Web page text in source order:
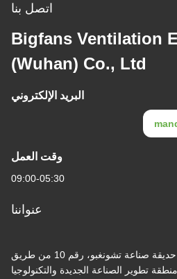
Bigfans
(Wuhan)
الكتلة 10، المبنى 2، حديقة صناعة تشونغبو، رقم 10 من طريق
الجديدة والتكنولوجيا